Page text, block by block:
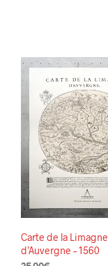
Carte de la Limagne
d’Auvergne – 1560